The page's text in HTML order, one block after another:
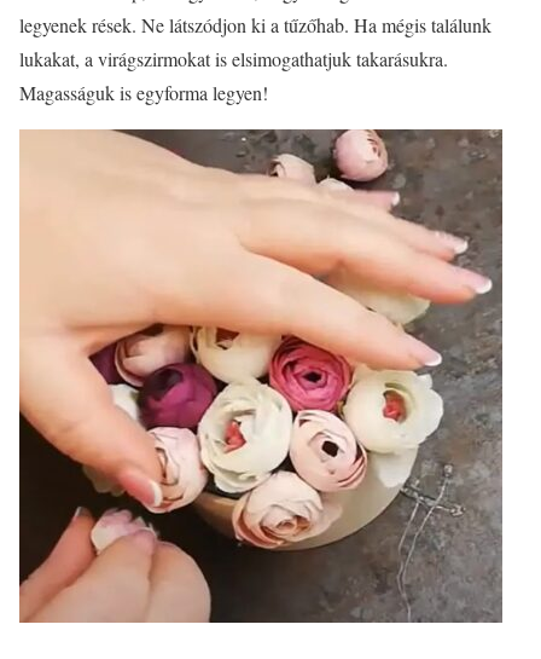
legyenek rések. Ne látszódjon ki a tűzőhab. Ha mégis találunk
lukakat, a virágszirmokat is elsimogathatjuk takarásukra.
Magasságuk is egyforma legyen!